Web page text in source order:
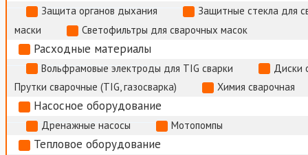
Защита органов дыхания
Защитные стекла для
маски
Светофильтры для сварочных масок
Расходные материалы
Вольфрамовые электроды для TIG сварки
Диски
Прутки сварочные (TIG, газосварка)
Химия сварочная
Насосное оборудование
Дренажные насосы Мотопомпы
Тепловое оборудование